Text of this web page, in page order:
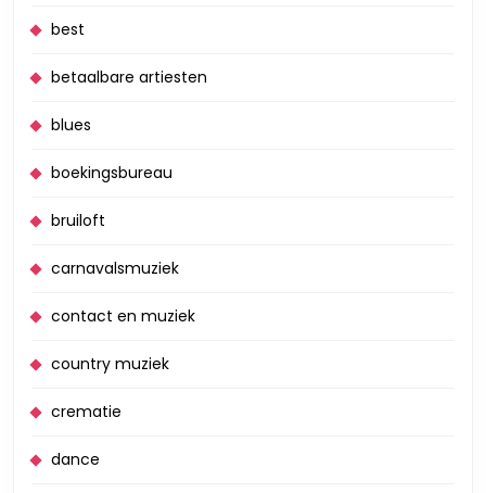
best
betaalbare artiesten
blues
boekingsbureau
bruiloft
carnavalsmuziek
contact en muziek
country muziek
crematie
dance